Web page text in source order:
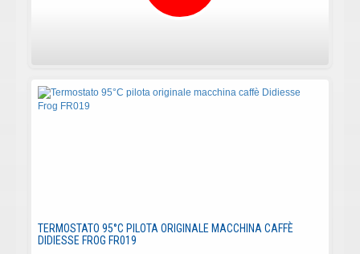
TERMOSTATO 95°C PILOTA ORIGINALE MACCHINA CAFFÈ
DIDIESSE FROG FR019